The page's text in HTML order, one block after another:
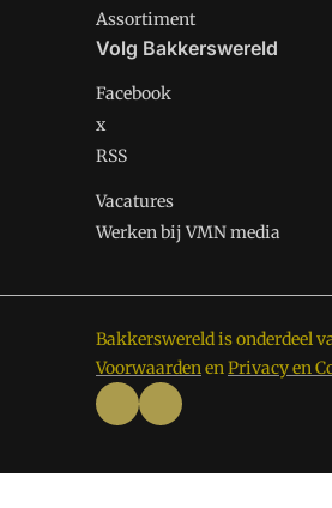
Assortiment
Volg Bakkerswereld
Facebook
x
RSS
Vacatures
Werken bij VMN media
Bakkerswereld is onderdeel
VoorwaardenenPrivacy en